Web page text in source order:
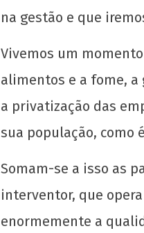
na gestão e que
Vivemos um
alimentos e a fome, a
a privatização das
sua população, como
Somam-se a isso as
interventor, que
enormemente a